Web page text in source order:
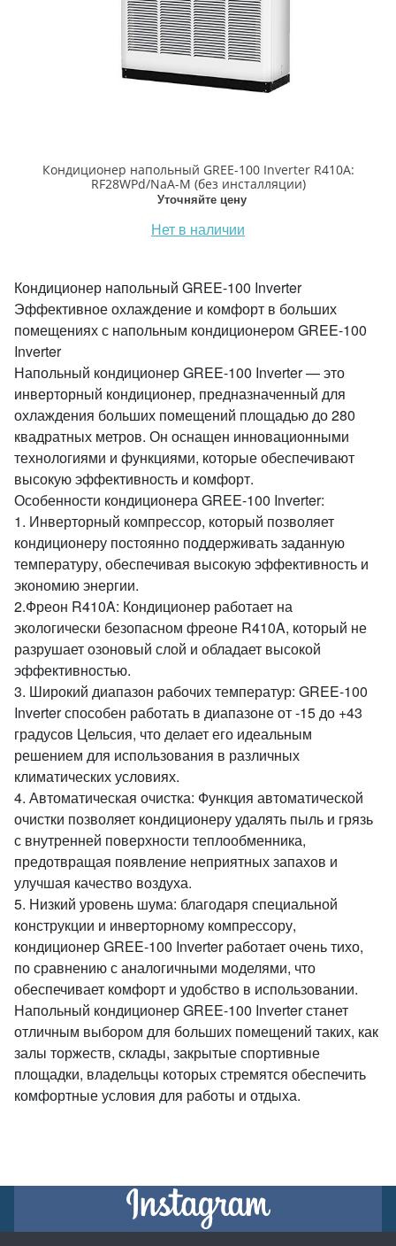
Кондиционер напольный GREE-100 Inverter R410A:
RF28WPd/NaA-M (без инсталляции)
Уточняйте цену
Нет в наличии
Кондиционер напольный GREE-100 Inverter
Эффективное охлаждение и комфорт в больших
помещениях с напольным кондиционером GREE-100
Inverter
Напольный кондиционер GREE-100 Inverter — это
инверторный кондиционер, предназначенный для
охлаждения больших помещений площадью до 280
квадратных метров. Он оснащен инновационными
технологиями и функциями, которые обеспечивают
высокую эффективность и комфорт.
Особенности кондиционера GREE-100 Inverter:
1. Инверторный компрессор, который позволяет
кондиционеру постоянно поддерживать заданную
температуру, обеспечивая высокую эффективность и
экономию энергии.
2.Фреон R410A: Кондиционер работает на
экологически безопасном фреоне R410A, который не
разрушает озоновый слой и обладает высокой
эффективностью.
3. Широкий диапазон рабочих температур: GREE-100
Inverter способен работать в диапазоне от -15 до +43
градусов Цельсия, что делает его идеальным
решением для использования в различных
климатических условиях.
4. Автоматическая очистка: Функция автоматической
очистки позволяет кондиционеру удалять пыль и грязь
с внутренней поверхности теплообменника,
предотвращая появление неприятных запахов и
улучшая качество воздуха.
5. Низкий уровень шума: благодаря специальной
конструкции и инверторному компрессору,
кондиционер GREE-100 Inverter работает очень тихо,
по сравнению с аналогичными моделями, что
обеспечивает комфорт и удобство в использовании.
Напольный кондиционер GREE-100 Inverter станет
отличным выбором для больших помещений таких, как
залы торжеств, склады, закрытые спортивные
площадки, владельцы которых стремятся обеспечить
комфортные условия для работы и отдыха.